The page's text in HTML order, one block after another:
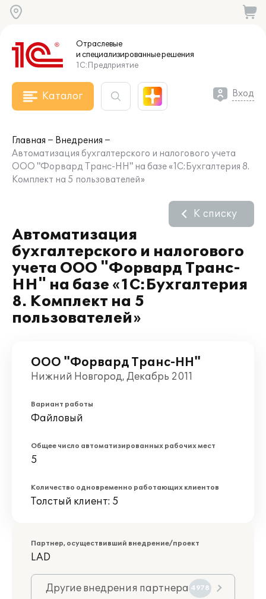
Отраслевые
и специализированныерешения
1С:Предприятие
Каталог Вход
Главная
Внедрения
Автоматизация бухгалтерского и налогового учета
ООО "Форвард Транс-НН" на базе «1С:Бухгалтерия 8.
Комплект на 5 пользователей»
Автоматизация
бухгалтерского и налогового
учета ООО "Форвард Транс-
НН" на базе «1С:Бухгалтерия
8. Комплект на 5
пользователей»
К списку
ООО "Форвард Транс-НН"
Нижний Новгород, Декабрь 2011
Вариант работы
Файловый
Общее число автоматизированных рабочих мест
5
Количество одновременно работающих клиентов
Толстый клиент: 5
Партнер, осуществивший внедрение/проект
LAD
Другие внедрения партнера 4978